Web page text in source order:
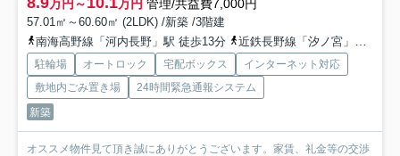
万円～ 万円 管理/共益費7,000円
57.01㎡～60.60㎡ (2LDK) /新築 /3階建
南海高野線「河内長野」駅 徒歩13分
近鉄長野線「汐ノ宮」駅 徒歩15分
駐輪場 オートロック 宅配ボックス
インターネット対応
敷地内ごみ置き場
24時間緊急通報システム
新築
オススメ物件見て頂き誠にありがとうございます。家賃、礼金等の交渉